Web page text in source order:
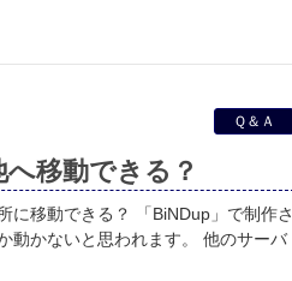
Ｑ＆Ａ
移動できる？
に移動できる？ 「BiNDup」で制作さ
動かないと思われます。 他のサーバ